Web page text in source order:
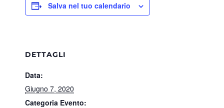
Salva nel tuo calendario
DETTAGLI
Data:
Giugno 7, 2020
Categoria Evento: